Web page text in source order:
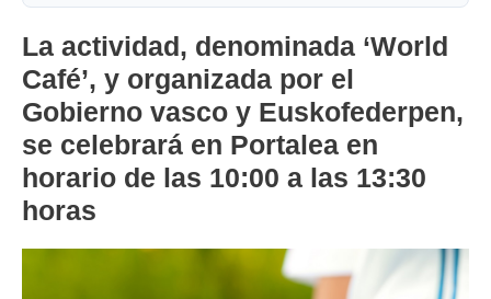
La actividad, denominada ‘World
Café’, y organizada por el
Gobierno vasco y Euskofederpen,
se celebrará en Portalea en
horario de las 10:00 a las 13:30
horas